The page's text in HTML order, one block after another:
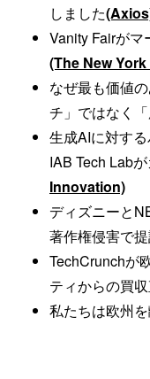
しました
Vanity Fairがマ
(The New
なぜ最も価値
チ」ではなく
生成AIに対する
IAB Tech Lab
Innovation)
ディズニーと
著作権侵害で提
TechCrunchが
ティからの買
私たちは欧州